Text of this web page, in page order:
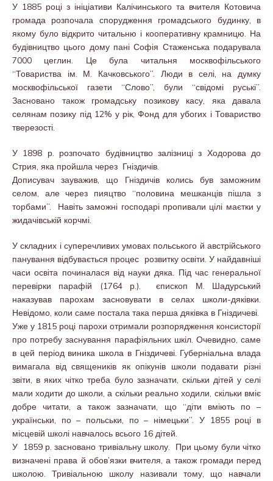
У 1885 році з ініціативи Калічинського та вчителя Котовича
громада розпочала спорудження громадського будинку, в
якому було відкрито читальню і кооперативну крамницю. На
будівництво цього дому пані Софія Стаженська подарувала
7000 цеглин. Це була читальня москвофільського
“Товариства ім. М. Качковського”. Люди в селі, на думку
москвофільської газети “Слово”, були “свідомі руські”.
Засновано також громадську позикову касу, яка давала
селянам позику під 12% у рік, Фонд для убогих і Товариство
тверезості.
У 1898 р. розпочато будівництво залізниці з Ходорова до
Стрия, яка пройшла через Гніздичів.
Дописувач зауважив, що Гніздичів колись був заможним
селом, але через пияцтво “половина мешканців пішла з
торбами”. Навіть заможні господарі пропивали цілі маєтки у
жидачівській корчмі.
У складних і суперечливих умовах польського й австрійського
панування відбувається процес розвитку освіти. У найдавніші
часи освіта починалася від науки дяка. Під час генеральної
перевірки парафій (1764 р.). єпископ М. Шадурський
наказував парохам засновувати в селах школи-дяківки.
Невідомо, коли саме постала така перша дяківка в Гніздичеві.
Уже у 1815 році парохи отримали розпорядження консисторії
про потребу заснування парафіяльних шкіл. Очевидно, саме
в цей період виника школа в Гніздичеві. Губерніальна влада
вимагала від священиків як опікунів школи подавати різні
звіти, в яких чітко треба було зазначати, скільки дітей у селі
мали ходити до школи, а скільки реально ходили, скільки вміє
добре читати, а також зазначати, що “діти вміють по –
українськи, по – польськи, по – німецьки”. У 1855 році в
місцевій школі навчалось всього 16 дітей.
У 1859 р. засновано тривіальну школу. При цьому були чітко
визначені права й обов’язки вчителя, а також громади перед
школою. Тривіальною школу називали тому, що навчали